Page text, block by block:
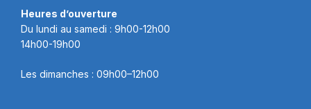
Heures d’ouverture
Du lundi au samedi : 9h00-12h00
14h00-19h00
Les dimanches : 09h00–12h00